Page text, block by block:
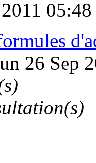
05:48
26 Sep